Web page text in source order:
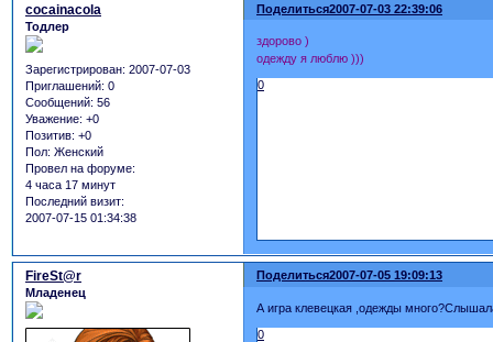
Поделиться2007-07-03 22:39:06
cocainacola
Тодлер
Зарегистрирован: 2007-07-03
Приглашений: 0
Сообщений: 56
Уважение: +0
Позитив: +0
Пол: Женский
Провел на форуме:
4 часа 17 минут
Последний визит:
2007-07-15 01:34:38
здорово )
одежду я люблю )))
0
Поделиться2007-07-05 19:09:13
FireSt@r
Младенец
А игра клевецкая ,одежды
0